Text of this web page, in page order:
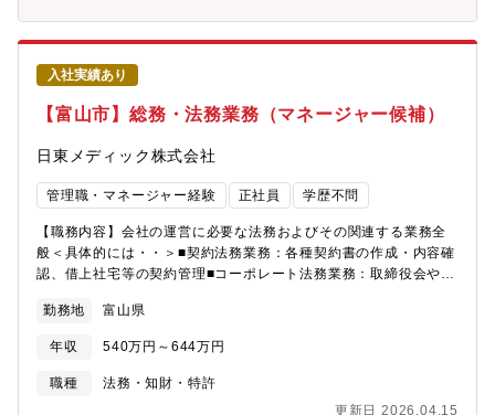
入社実績あり
【富山市】総務・法務業務（マネージャー候補）
日東メディック株式会社
管理職・マネージャー経験 正社員 学歴不問
【職務内容】会社の運営に必要な法務およびその関連する業務全
般＜具体的には・・＞■契約法務業務：各種契約書の作成・内容確
認、借上社宅等の契約管理■コーポレート法務業務：取締役会や株
トや社内研修企画等）、社内規程等の作成・更新■広報・その他：
社外向け広報対応（新聞社等への対応やプレスリリース文章の作
成等）※マネージャー候補としてこれまでのご経験を当社で活か
し、ご活躍を期待しています。また、詳細な業務知識は、職務を
勤務地 富山県
年収 540万円～644万円
職種
法務・知財・特許
更新日 2026.04.15